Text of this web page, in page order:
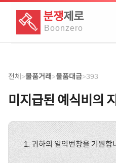
분쟁제로
Boonzero
전체>물품거래>물품대금>393
미지급된 예식비의
1. 귀하의 일익번창을 기원합